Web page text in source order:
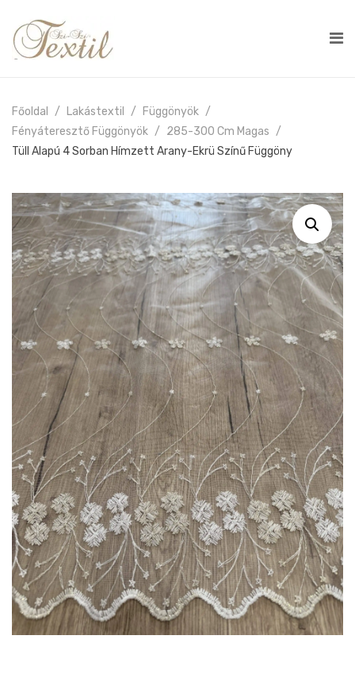
Főoldal Lakástextil
Függönyök
Fényáteresztő Függönyök
285-300 Cm Magas
Tüll Alapú 4 Sorban Hímzett Arany-Ekrü Színű Függöny